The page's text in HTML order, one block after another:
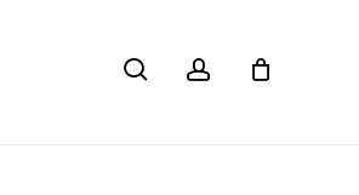
search account